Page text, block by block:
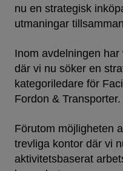
nu en strategisk
utmaningar
Inom avdelningen
där vi nu söker en
kategoriledare för
Fordon & Transporter.
Förutom möjligheten
trevliga kontor där vi
aktivitetsbaserat